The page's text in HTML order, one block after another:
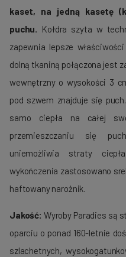
kaset, na jedną kasetę
puchu. Kołdra szyta w
zapewnia lepsze
dolną tkaniną połączona jest
wewnętrzny o wysokości 3
pod szwem znajduje się
samo ciepła na całej
przemieszczaniu się
uniemożliwia straty
wykończenia zastosowano
haftowany narożnik.
Jakość: Wyroby Paradies są
oparciu o ponad 160-letnie
szlachetnych,